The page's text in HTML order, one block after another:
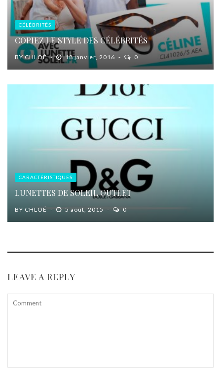
CÉLÉBRITÉS
COPIEZ LE STYLE DES CÉLÉBRITÉS
BYCHLOÉ 18 janvier, 2016 0
CARACTÉRISTIQUES
LUNETTES DE SOLEIL OUTLET
BY CHLOÉ 5 août, 2015 0
LEAVE A REPLY